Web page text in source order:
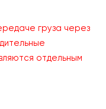
груза через
отдельным